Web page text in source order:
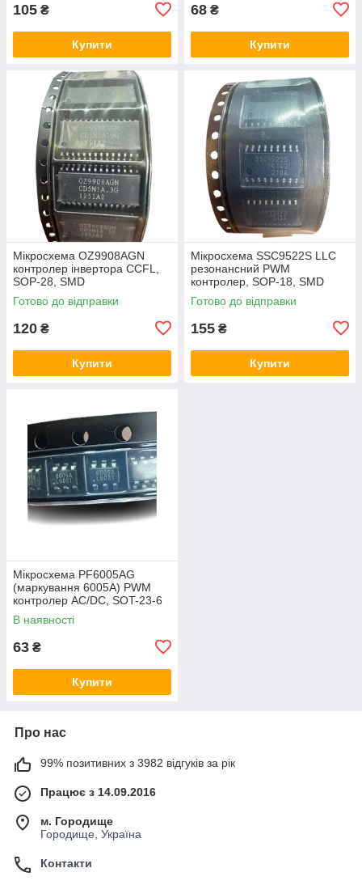
105 ₴
Купити
68 ₴
Купити
Мікросхема OZ9908AGN
контролер інвертора CCFL,
SOP-28, SMD
Готово до відправки
120 ₴
Купити
Мікросхема SSC9522S LLC
резонансний PWM
контролер, SOP-18, SMD
Готово до відправки
155 ₴
Купити
Мікросхема PF6005AG
(маркування 6005A) PWM
контролер AC/DC, SOT-23-6
В наявності
63 ₴
Купити
Про нас
99% позитивних з 3982 відгуків за рік
Працює з 14.09.2016
м. Городище
Городище, Україна
Контакти